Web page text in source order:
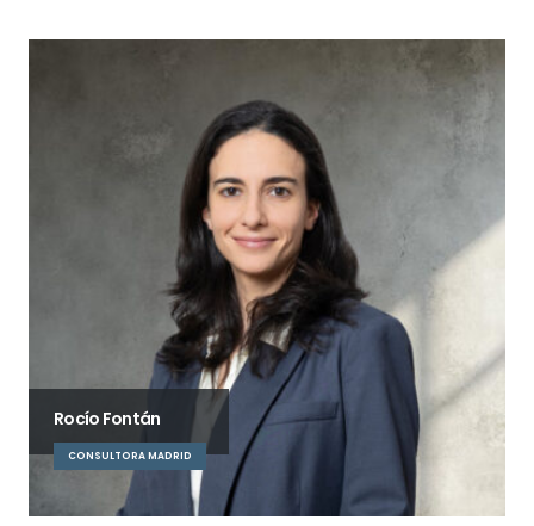
Rocío Fontán
CONSULTORA MADRID